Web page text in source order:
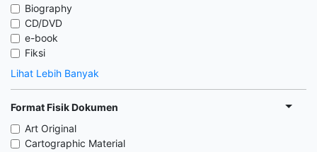
Biography
CD/DVD
e-book
Fiksi
Lihat Lebih Banyak
Format Fisik Dokumen
Art Original
Cartographic Material